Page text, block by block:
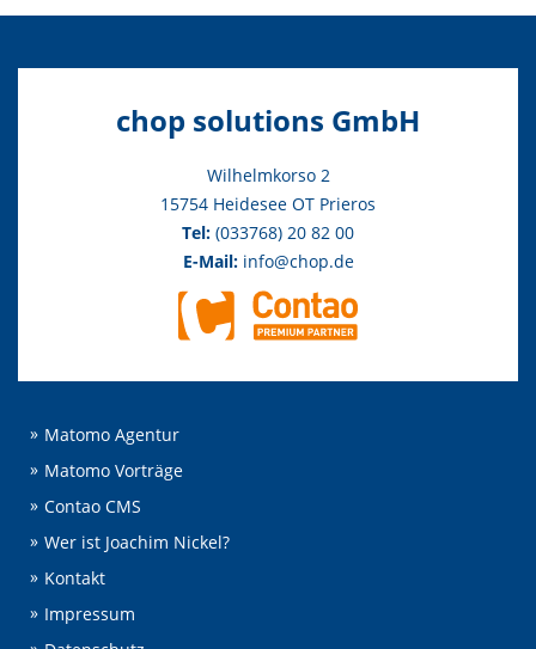
chop solutions GmbH
Wilhelmkorso 2
15754 Heidesee OT Prieros
Tel: (033768) 20 82 00
E-Mail: info@chop.de
Matomo Agentur
Matomo Vorträge
Contao CMS
Wer ist Joachim Nickel?
Kontakt
Impressum